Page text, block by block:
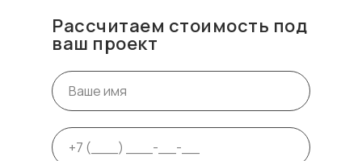
Рассчитаем стоимость под
ваш проект